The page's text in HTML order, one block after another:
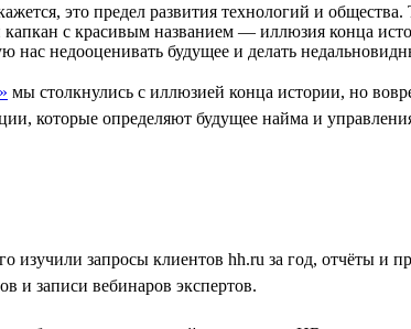
это предел развития технологий и
капкан с красивым названием — иллюзия конца
недооценивать будущее и делать
мы столкнулись с иллюзией конца истории, но
которые определяют будущее найма и
изучили запросы клиентов hh.ru за год, отчёты
и записи вебинаров экспертов.